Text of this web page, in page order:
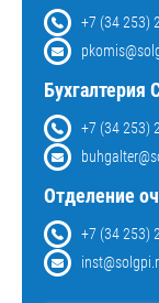
+7 (34 253)
+7 (34 253)
Отделение
+7 (34 253)